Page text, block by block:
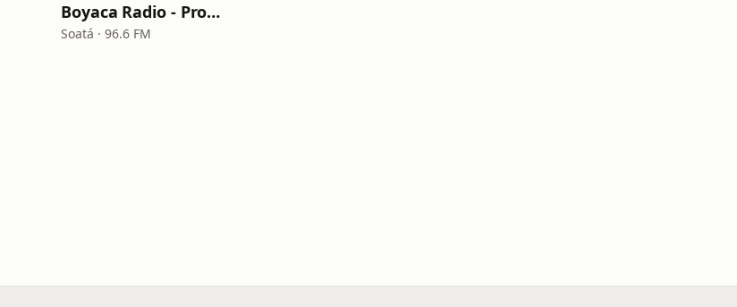
Boyaca Radio - Provincia Norte
Soatá · 96.6 FM